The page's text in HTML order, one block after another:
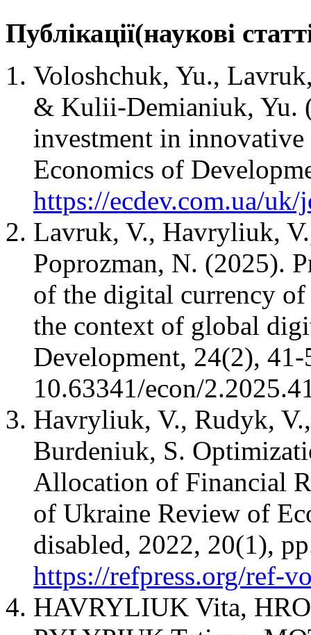
Публікації(наукові
Voloshchuk, Yu.,
& Kulii-Demianiuk, Yu.
investment in
Economics of
https://ecdev.com.ua/
Lavruk, V., Havryliuk,
Poprozman, N. (2025).
of the digital currency
the context of global
Development, 24(2),
10.63341/econ/
Havryliuk, V., Rudyk,
Burdeniuk, S.
Allocation of Financial
of Ukraine Review of
disabled, 2022, 20(1),
https://refpress.org/ref-
HAVRYLIUK Vita,